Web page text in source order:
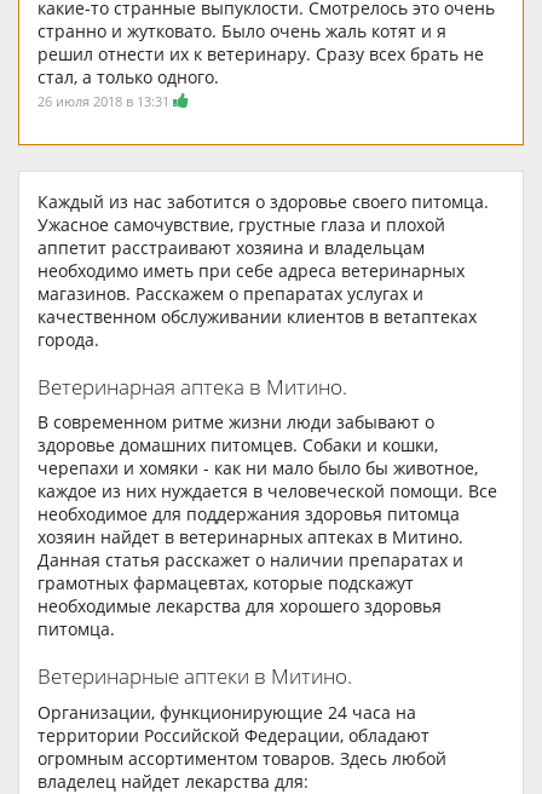
какие-то странные выпуклости. Смотрелось это очень
странно и жутковато. Было очень жаль котят и я
решил отнести их к ветеринару. Сразу всех брать не
стал, а только одного.
26 июля 2018 в 13:31
Каждый из нас заботится о здоровье своего питомца.
Ужасное самочувствие, грустные глаза и плохой
аппетит расстраивают хозяина и владельцам
необходимо иметь при себе адреса ветеринарных
магазинов. Расскажем о препаратах услугах и
качественном обслуживании клиентов в ветаптеках
города.
Ветеринарная аптека в Митино.
В современном ритме жизни люди забывают о
здоровье домашних питомцев. Собаки и кошки,
черепахи и хомяки - как ни мало было бы животное,
каждое из них нуждается в человеческой помощи. Все
необходимое для поддержания здоровья питомца
хозяин найдет в ветеринарных аптеках в Митино.
Данная статья расскажет о наличии препаратах и
грамотных фармацевтах, которые подскажут
необходимые лекарства для хорошего здоровья
питомца.
Ветеринарные аптеки в Митино.
Организации, функционирующие 24 часа на
территории Российской Федерации, обладают
огромным ассортиментом товаров. Здесь любой
владелец найдет лекарства для: